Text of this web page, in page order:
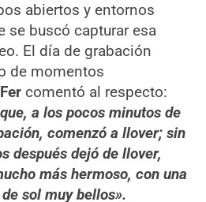
abiertos y entornos
se buscó capturar esa
El día de grabación
de momentos
comentó al respecto:
a los pocos minutos de
comenzó a llover; sin
después dejó de llover,
más hermoso, con una
sol muy bellos».